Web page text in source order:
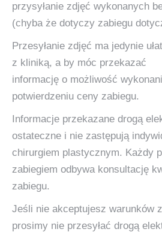
przysyłanie zdjęć wykonanych
(chyba że dotyczy zabiegu
Przesyłanie zdjęć ma jedynie
z kliniką, a by móc przekazać
informację o możliwość
potwierdzeniu ceny zabiegu.
Informacje przekazane drogą
ostateczne i nie zastępują
chirurgiem plastycznym. Każdy
zabiegiem odbywa konsultację
zabiegu.
Jeśli nie akceptujesz warunków
prosimy nie przesyłać drogą